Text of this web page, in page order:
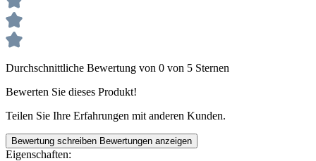
Durchschnittliche Bewertung von 0 von 5 Sternen
Bewerten Sie dieses Produkt!
Teilen Sie Ihre Erfahrungen mit anderen Kunden.
Bewertung schreiben Bewertungen anzeigen
Eigenschaften: